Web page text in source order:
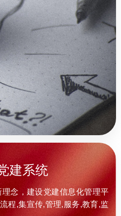
建系统
理念，建设党建信息化管理平
程,集宣传,管理,服务,教育,监